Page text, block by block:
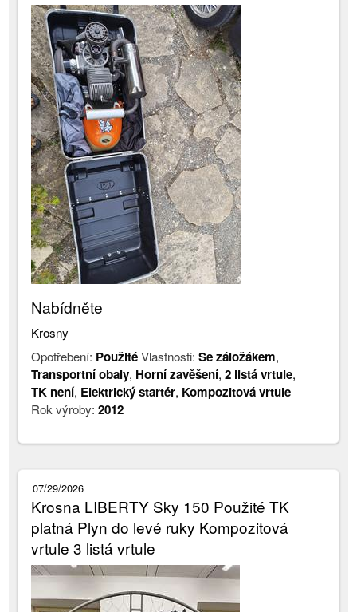
Nabídněte
Krosny
Opotřebení: PoužitéVlastnosti:Se záložákem,
Transportní obaly, Horní zavěšení,2 listá vrtule,
TK není, Elektrický startér, Kompozitová vrtule
Rok výroby:2012
07/29/2026
Krosna LIBERTY Sky 150 Použité TK
platná Plyn do levé ruky Kompozitová
vrtule 3 listá vrtule